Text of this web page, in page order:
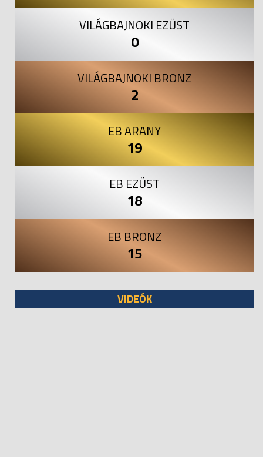
VILÁGBAJNOKI EZÜST
0
VILÁGBAJNOKI BRONZ
2
EB ARANY
19
EB EZÜST
18
EB BRONZ
15
VIDEÓK